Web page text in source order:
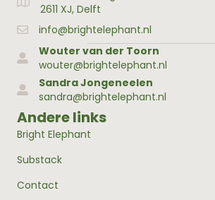
Adres Bright Elephant
2611 XJ, Delft
info@brightelephant.nl
Wouter van der Toorn
wouter@brightelephant.nl
Sandra Jongeneelen
sandra@brightelephant.nl
Andere links
Bright Elephant
Substack
Contact